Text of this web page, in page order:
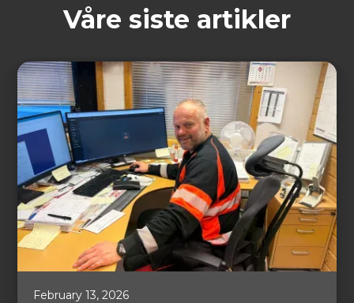
Våre siste artikler
February 13, 2026